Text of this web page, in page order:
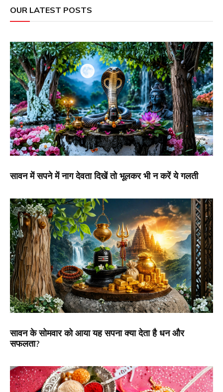
OUR LATEST POSTS
सावन में सपने में नाग देवता दिखें तो भूलकर भी न करें ये गलती
सावन के सोमवार को आया यह सपना क्या देता है धन और
सफलता?